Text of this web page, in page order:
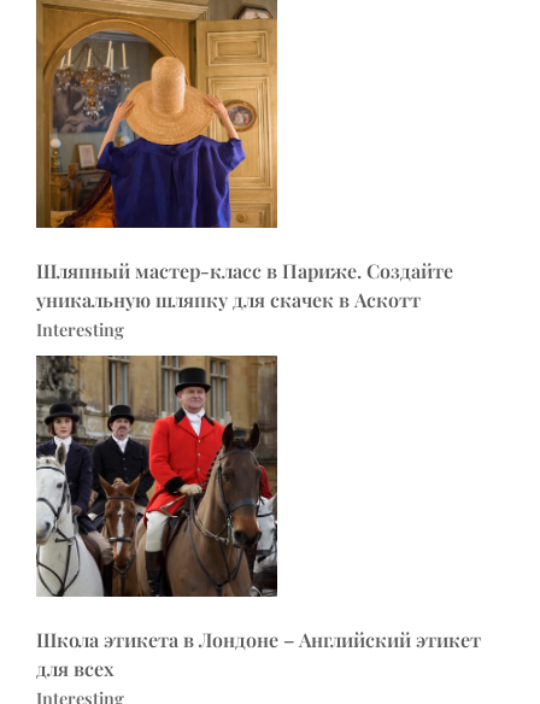
Шляпный мастер-класс в Париже. Создайте
уникальную шляпку для скачек в Аскотт
Interesting
Школа этикета в Лондоне – Английский этикет
для всех
Interesting